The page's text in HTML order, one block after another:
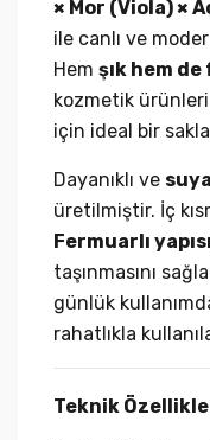
× Mor (Viola) ×
ile canlı ve
Hem şık hem
kozmetik ürünleri
için ideal bir
Dayanıklı ve
üretilmiştir. İç
Fermuarlı yapısı
taşınmasını
günlük
rahatlıkla
Teknik